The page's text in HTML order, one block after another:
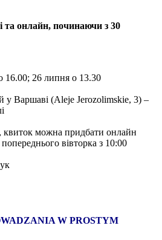
та онлайн, починаючи з 30
16.00; 26 липня о 13.30
у Варшаві (Aleje Jerozolimskie, 3) –
квиток можна придбати онлайн
вівторка з 10:00
W PROSTYM